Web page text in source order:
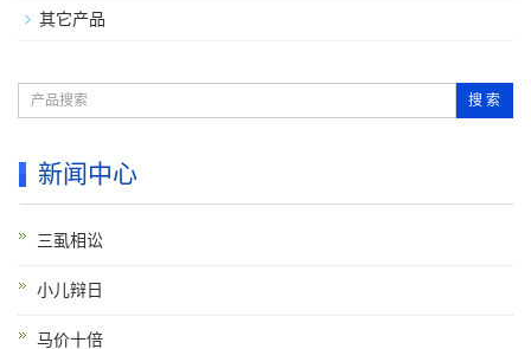
其它产品
搜 索
新闻中心
三虱相讼
小儿辩日
马价十倍